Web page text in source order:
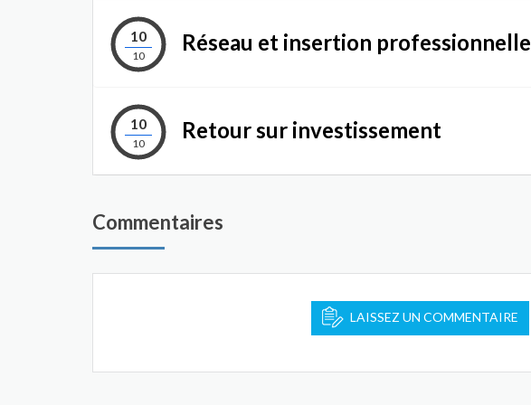
10
10
Réseau et insertion professionnelle
10
10
Retour sur investissement
Commentaires
LAISSEZ UN COMMENTAIRE